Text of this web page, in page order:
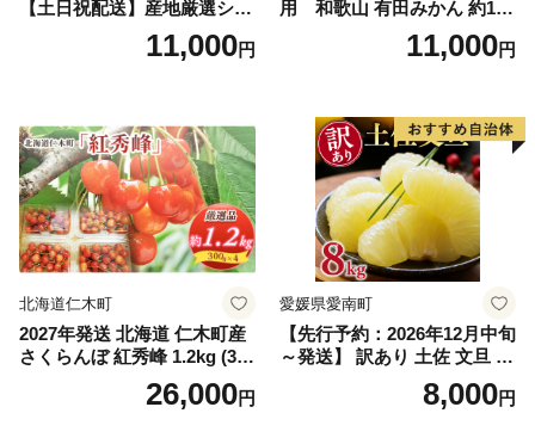
【土日祝配送】産地厳選シャ
インマスカット1.2kg～1.3kg
（2房～3房）※沖縄・離島配
笛吹市 山梨県 フルーツ 果物
ぶどう 葡萄 大粒 シャインマ
スカット おすすめ シャイン
マスカット 贈答 ギフト 産地
笛吹市 シャインマスカット
笛吹 葡萄 国産 ぶどう 人気
国産 1.2kg 先行｜
11,000円
用 和歌山 有田みかん 約10k
g (2L、3Lサイズ)【湯浅町】
11,000円
北海道仁木町
2027年発送 北海道 仁木町産
さくらんぼ 紅秀峰 1.2kg (300
g×4パック) Lサイズ以上 旬
桜桃 産地直送 サクランボ チ
26,000円
愛媛県愛南町
【先行予約：2026年12月中旬
～発送】 訳あり 土佐 文旦 8k
g (Mサイズ以上サイズミック
ス) 8000円 わけあり ぶんた
8,000円